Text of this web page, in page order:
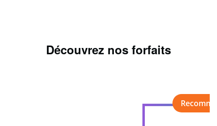
Découvrez nos forfaits